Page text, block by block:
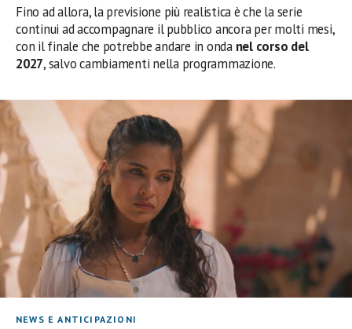
Fino ad allora, la previsione più realistica è che la serie
continui ad accompagnare il pubblico ancora per molti mesi,
con il finale che potrebbe andare in onda nel corso del
2027, salvo cambiamenti nella programmazione.
NEWS E ANTICIPAZIONI